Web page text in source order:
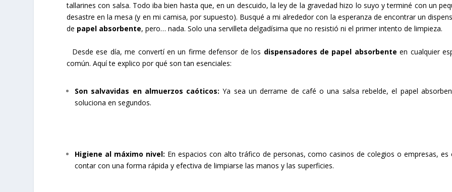
tallarines con salsa. Todo iba bien hasta que, en un descuido, la ley de la gravedad hizo lo suyo y terminé con un
desastre en la mesa (y en mi camisa, por supuesto). Busqué a mi alrededor con la esperanza de encontrar un
de papel absorbente, pero… nada. Solo una servilleta delgadísima que no resistió ni el primer intento de limpieza.
Desde ese día, me convertí en un firme defensor de los dispensadores de papel absorbente en cualquier
común. Aquí te explico por qué son tan esenciales:
Son salvavidas en almuerzos caóticos: Ya sea un derrame de café o una salsa rebelde, el papel
soluciona en segundos.
Higiene al máximo nivel: En espacios con alto tráfico de personas, como casinos de colegios o empresas, es
contar con una forma rápida y efectiva de limpiarse las manos y las superficies.